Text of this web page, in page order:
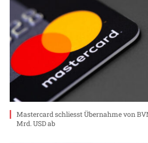
Mastercard schliesst Übernahme von
Mrd. USD ab